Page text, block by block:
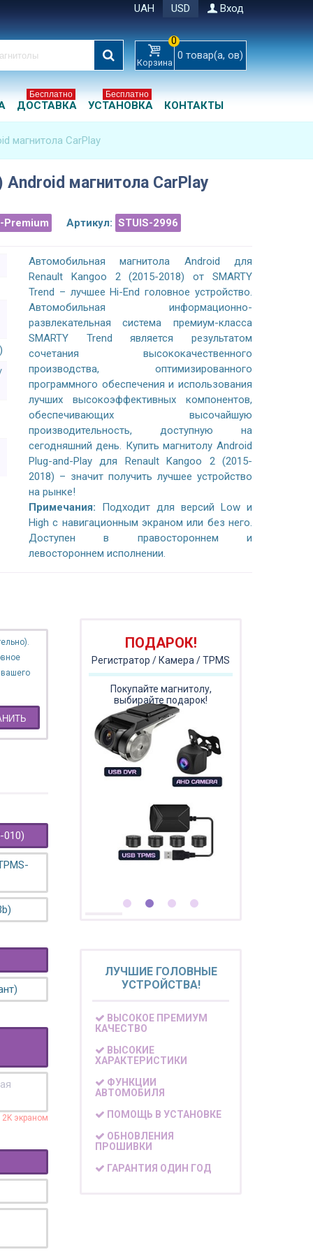
UAH USD Вход
Корзина
0
0 товар(а, ов)
ДОСТАВКА
Бесплатно
УСТАНОВКА
Бесплатно
КОНТАКТЫ
магнитола CarPlay
Android магнитола CarPlay
Premium Артикул: STUIS-2996
Автомобильная магнитола Android для
Renault Kangoo 2 (2015-2018) от SMARTY
Trend – лучшее Hi-End головное устройство.
Автомобильная информационно-
развлекательная система премиум-класса
SMARTY Trend является результатом
сочетания высококачественного
производства, оптимизированного
программного обеспечения и использования
лучших высокоэффективных компонентов,
обеспечивающих высочайшую
производительность, доступную на
сегодняшний день. Купить магнитолу Android
Plug-and-Play для Renault Kangoo 2 (2015-
2018) – значит получить лучшее устройство
на рынке!
Примечания: Подходит для версий Low и
High с навигационным экраном или без него.
Доступен в правостороннем и
левостороннем исполнении.
010)
2K экраном
ПОДАРОК!
Регистратор / Камера / TPMS
Покупайте магнитолу,
выбирайте подарок!
ЛУЧШИЕ ГОЛОВНЫЕ
УСТРОЙСТВА!
ВЫСОКОЕ ПРЕМИУМ
КАЧЕСТВО
ВЫСОКИЕ
ХАРАКТЕРИСТИКИ
ФУНКЦИИ
АВТОМОБИЛЯ
ПОМОЩЬ В УСТАНОВКЕ
ОБНОВЛЕНИЯ
ПРОШИВКИ
ГАРАНТИЯ ОДИН ГОД